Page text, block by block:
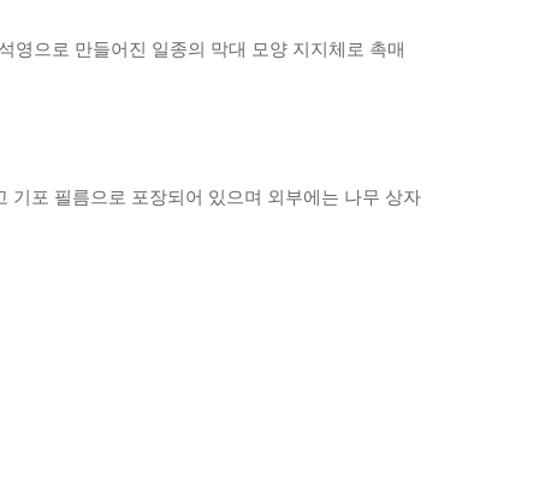
영으로 만들어진 일종의 막대 모양 지지체로 촉매
기포 필름으로 포장되어 있으며 외부에는 나무 상자